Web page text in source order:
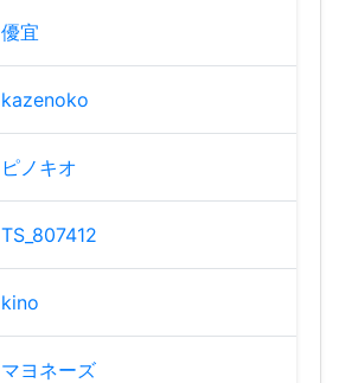
優宜
kazenoko
ピノキオ
TS_807412
kino
マヨネーズ